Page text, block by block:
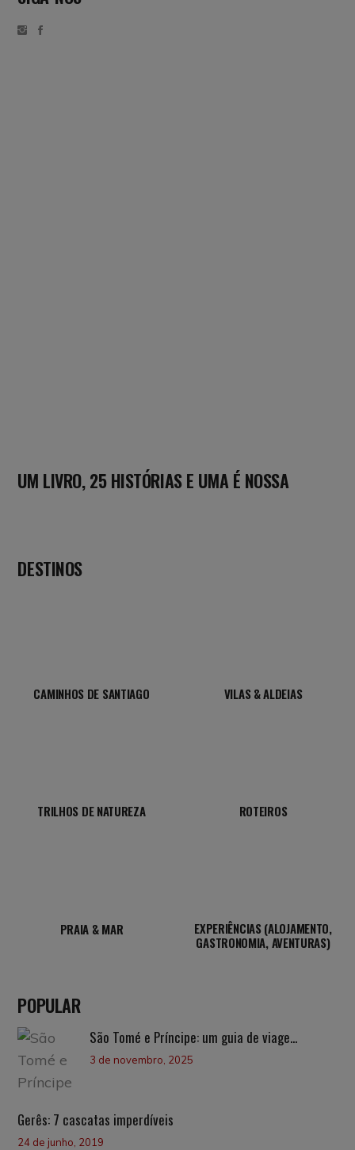
UM LIVRO, 25 HISTÓRIAS E UMA É NOSSA
DESTINOS
CAMINHOS DE SANTIAGO VILAS & ALDEIAS
TRILHOS DE NATUREZA ROTEIROS
PRAIA & MAR
EXPERIÊNCIAS (ALOJAMENTO,
GASTRONOMIA, AVENTURAS)
POPULAR
São Tomé e Príncipe: um guia de viage...
3 de novembro, 2025
Gerês: 7 cascatas imperdíveis
24 de junho, 2019